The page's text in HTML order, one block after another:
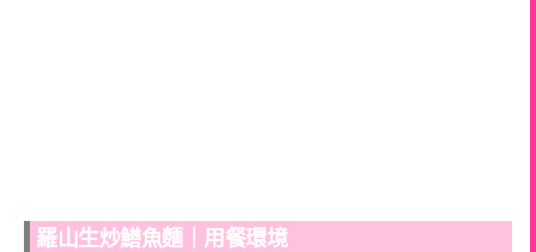
羅山生炒鱔魚麵｜用餐環境